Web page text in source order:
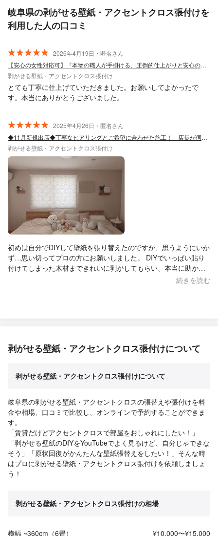
岐阜県の剥がせる壁紙・アクセントクロス張付けを
利用した人の口コミ
2026年4月19日・匿名さん
【安心の女性対応可】『本物の職人が手掛ける、圧倒的仕上がりと安心の施工』
剥がせる壁紙・アクセントクロス張付け
とても丁寧に仕上げていただきました。お願いしてよかったで
す。本当にありがとうございました。
2025年4月26日・匿名さん
◆11月新規出店◆丁寧なヒアリングとご希望に合わせた施工！ 店長が伺います！
剥がせる壁紙・アクセントクロス張付け
初めは自分でDIYして壁紙を張り替えたのですが、思うようにいか
ず…思い切ってプロの方にお願いしました。 DIYでいっぱい貼り
付けてしまった木材まできれいに剥がしてもらい、本当に助かり
ました。 壁紙の色選びに迷ったときも、とても丁寧に相談にのっ
続きを読む
剥がせる壁紙・アクセントクロス張付けについて
剥がせる壁紙・アクセントクロス張付けについて
岐阜県の剥がせる壁紙・アクセントクロスの張替えや張付けを料
金や相場、口コミで比較し、オンラインで予約することができま
す。
「賃貸だけどアクセントクロスで部屋をおしゃれにしたい！」
「剥がせる壁紙のDIYをYouTubeでよく見るけど、自分じゃできな
そう」「原状回復がかんたんな壁紙張替えをしたい！」そんな時
はプロに剥がせる壁紙・アクセントクロス張付けを依頼しましょ
う！
剥がせる壁紙・アクセントクロス張付けの相場
横幅 ~360cm（6畳）
¥10,000〜¥15,000